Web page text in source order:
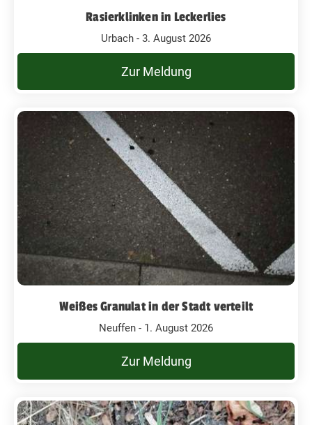
Rasierklinken in Leckerlies
Urbach - 3. August 2026
Zur Meldung
Weißes Granulat in der Stadt verteilt
Neuffen - 1. August 2026
Zur Meldung